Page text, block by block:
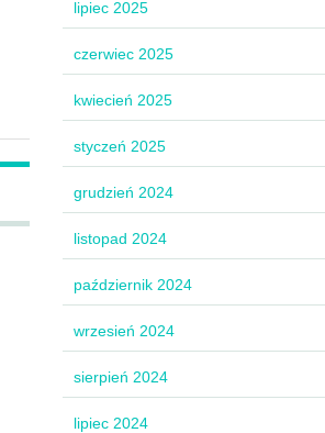
lipiec 2025
czerwiec 2025
kwiecień 2025
styczeń 2025
grudzień 2024
listopad 2024
październik 2024
wrzesień 2024
sierpień 2024
lipiec 2024